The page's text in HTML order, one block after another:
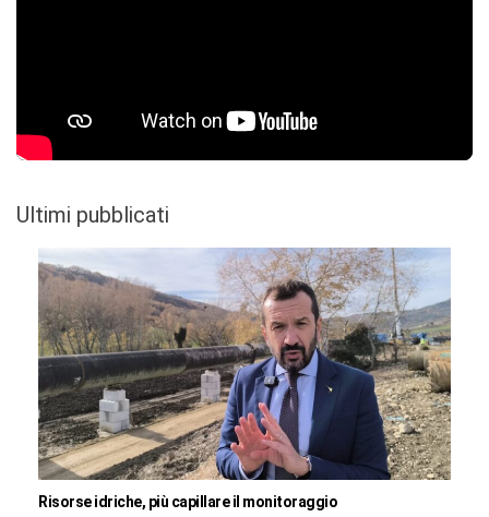
Ultimi pubblicati
Risorse idriche, più capillare il monitoraggio